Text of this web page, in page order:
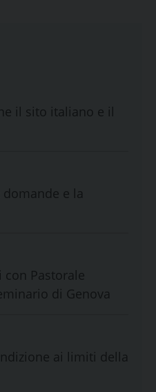
il sito italiano e il
domande e la
con Pastorale
di Genova
ai limiti della